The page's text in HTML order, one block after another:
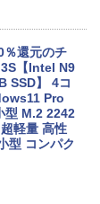
5 高性能第
ラ内蔵 Wi
選択可 1
Fi Mini-D
USB3.0
％還元のチ
【Intel N9
SSD】 4コ
Pro
型 M.2 2242
軽量 高性
型 コンパク